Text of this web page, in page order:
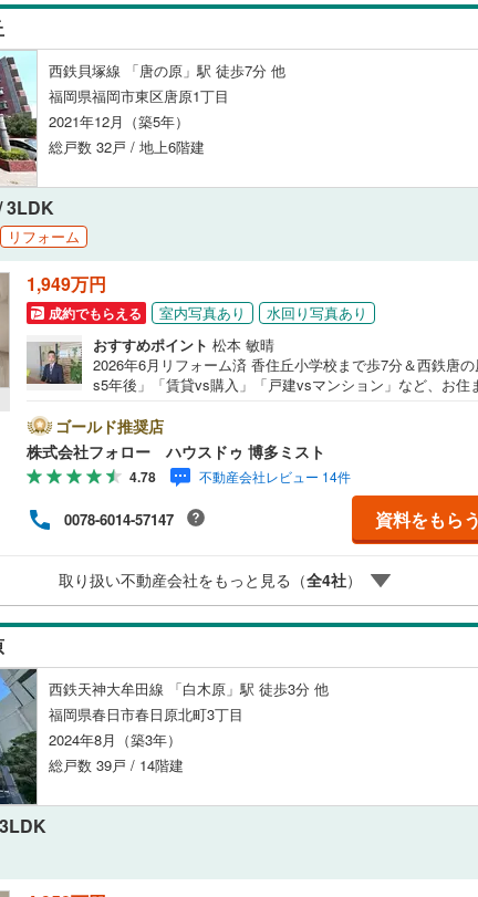
西鉄貝塚線 「唐の原」駅 徒歩7分 他
福岡県福岡市東区唐原1丁目
2021年12月（築5年）
総戸数 32戸 / 地上6階建
3LDK
リフォーム
1,949万円
成約でもらえる 室内写真あり
水回り写真あり
おすすめポイント 松本 敏晴
2026年6月リフォーム済 香住丘小学校まで歩7分＆西鉄唐
s5年後」「賃貸vs購入」「戸建vsマンション」など、お住
齢、ライフプランによって全く変わってきます。ネット検
のご相談でお悩みが解決できるかもしれません。その答え
なっても、お客様、ご家族様のベストであれば、それに越
ん。まずはお問い合わせください。【営業時間 10:00-18:00
水）上記時間はお電話が繋がりやすくなっております。ぜ
さい！現地を見学される場合は「室内・現地を見学する（
ご希望の日時をご記入いただけますとスムーズにご案内が
ゴールド推奨店
株式会社フォロー ハウスドゥ 博多ミスト
4.78 不動産会社レビュー 14件
0078-6014-57147 資料をもらう
取り扱い不動産会社をもっと見る（全4社）
西鉄天神大牟田線 「白木原」駅 徒歩3分 他
福岡県春日市春日原北町3丁目
2024年8月（築3年）
総戸数 39戸 / 14階建
LD
リビングダイニング15畳以上
キッチン
独立型キッチン（1） 対面キッチン
浴室
浴室乾燥機あり（8） 浴室に窓あり
バルコニー、庭
ルーフバルコニー （0）
収納
ウォークインクローゼット
（7）
即入居可能（1 ）
オンライン対応